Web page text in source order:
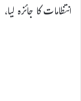
انتظامات کا جائزہ لیا،